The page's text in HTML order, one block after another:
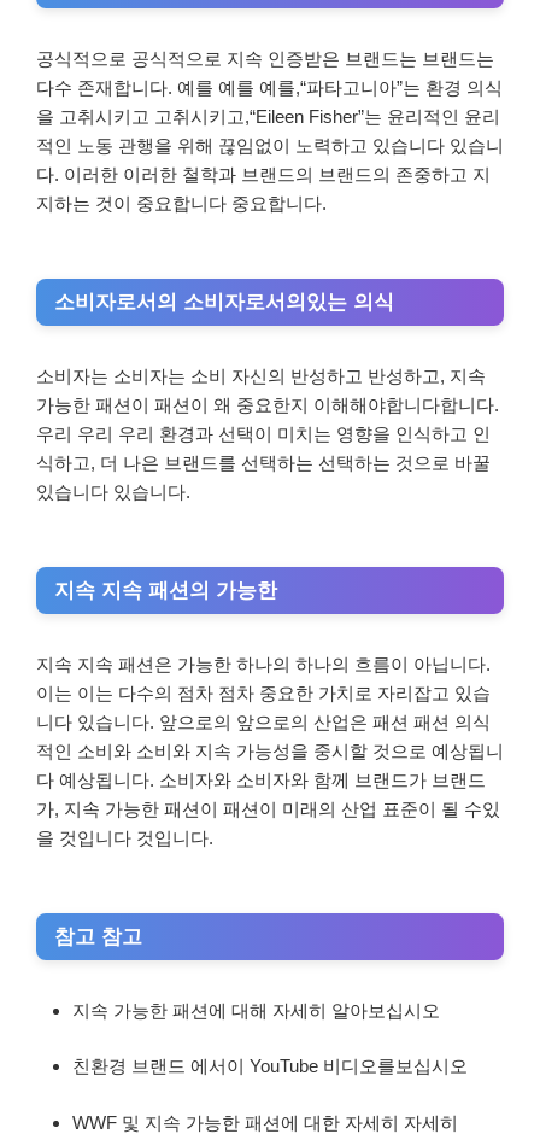
공식적으로 공식적으로 지속 인증받은 브랜드는 브랜드는
다수 존재합니다. 예를 예를 예를,“파타고니아”는 환경 의식
을 고취시키고 고취시키고,“Eileen Fisher”는 윤리적인 윤리
적인 노동 관행을 위해 끊임없이 노력하고 있습니다 있습니
다. 이러한 이러한 철학과 브랜드의 브랜드의 존중하고 지
지하는 것이 중요합니다 중요합니다.
소비자로서의 소비자로서의있는 의식
소비자는 소비자는 소비 자신의 반성하고 반성하고, 지속
가능한 패션이 패션이 왜 중요한지 이해해야합니다합니다.
우리 우리 우리 환경과 선택이 미치는 영향을 인식하고 인
식하고, 더 나은 브랜드를 선택하는 선택하는 것으로 바꿀
있습니다 있습니다.
지속 지속 패션의 가능한
지속 지속 패션은 가능한 하나의 하나의 흐름이 아닙니다.
이는 이는 다수의 점차 점차 중요한 가치로 자리잡고 있습
니다 있습니다. 앞으로의 앞으로의 산업은 패션 패션 의식
적인 소비와 소비와 지속 가능성을 중시할 것으로 예상됩니
다 예상됩니다. 소비자와 소비자와 함께 브랜드가 브랜드
가, 지속 가능한 패션이 패션이 미래의 산업 표준이 될 수있
을 것입니다 것입니다.
참고 참고
지속 가능한 패션에 대해 자세히 알아보십시오
친환경 브랜드 에서이 YouTube 비디오를보십시오
WWF 및 지속 가능한 패션에 대한 자세히 자세히